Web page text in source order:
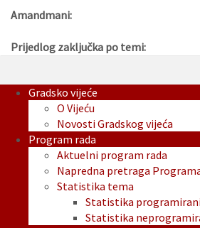
Amandmani:
Prijedlog zaključka po temi:
Gradsko vijeće
O Vijeću
Novosti Gradskog vijeća
Program rada
Aktuelni program rada
Napredna pretraga
Statistika tema
Statistika
Statistika